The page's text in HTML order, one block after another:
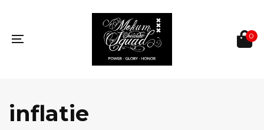
navigation
0
Toggle
inflatie